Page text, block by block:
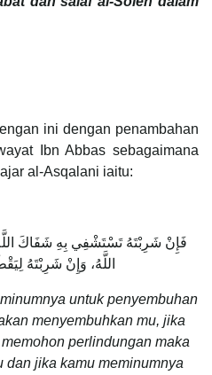
ini dengan penambahan
Ibn Abbas sebagaimana
al-Asqalani iaitu:
فَإِنْ شَرِبْتَهُ تَسْتَشْفِي بِهِ شَفَاكَ
اللَّهُ، وَإِنْ شَرِبْتَهُ
untuk penyembuhan
menyembuhkan mu, jika
perlindungan maka
jika kamu meminumnya